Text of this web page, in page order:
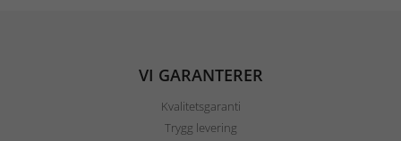
VI GARANTERER
Kvalitetsgaranti
Trygg levering